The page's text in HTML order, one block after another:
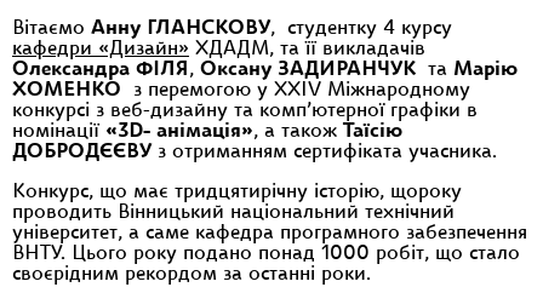
Вітаємо Анну ГЛАНСКОВУ, студентку 4 курсу
кафедри «Дизайн» ХДАДМ, та її викладачів
Олександра ФІЛЯ , Оксану ЗАДИРАНЧУК та Марію
ХОМЕНКО з перемогою у XXIV Міжнародному
конкурсі з веб-дизайну та комп’ютерної графіки в
номінації «3D- анімація», а також
Таїсію
ДОБРОДЄЄВУ з отриманням сертифіката учасника.
Конкурс, що має тридцятирічну історію, щороку
проводить Вінницький національний технічний
університет, а саме кафедра програмного забезпечення
ВНТУ. Цього року подано понад 1000 робіт, що стало
своєрідним рекордом за останні роки.